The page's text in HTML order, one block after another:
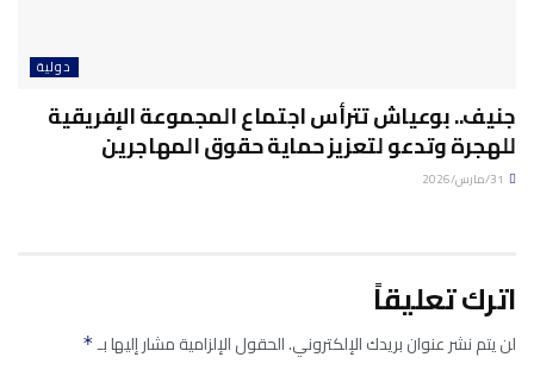
دولية
جنيف.. بوعياش تترأس اجتماع المجموعة الإفريقية
للهجرة وتدعو لتعزيز حماية حقوق المهاجرين
اترك تعليقاً
لن يتم نشر عنوان بريدك الإلكتروني.الحقول الإلزامية مشار إليها بـ*